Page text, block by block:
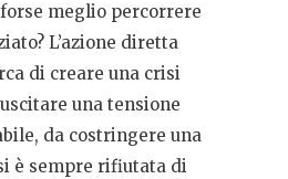
forse meglio percorrere
L’azione diretta
di creare una crisi
una tensione
da costringere una
è sempre rifiutata di